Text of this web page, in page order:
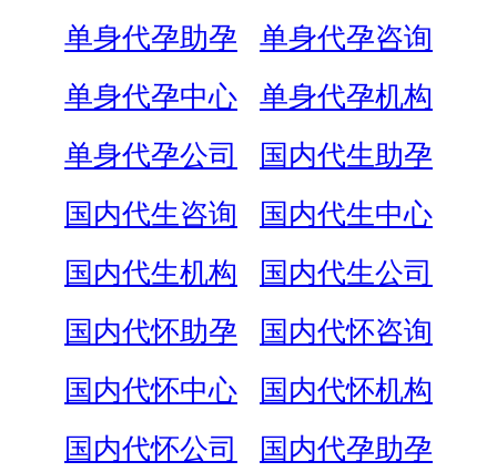
单身代孕助孕
单身代孕咨询
单身代孕中心
单身代孕机构
单身代孕公司
国内代生助孕
国内代生咨询
国内代生中心
国内代生机构
国内代生公司
国内代怀助孕
国内代怀咨询
国内代怀中心
国内代怀机构
国内代怀公司
国内代孕助孕